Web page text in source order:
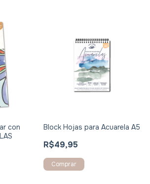
con
Block Hojas para Acuarela A5
R$49,95